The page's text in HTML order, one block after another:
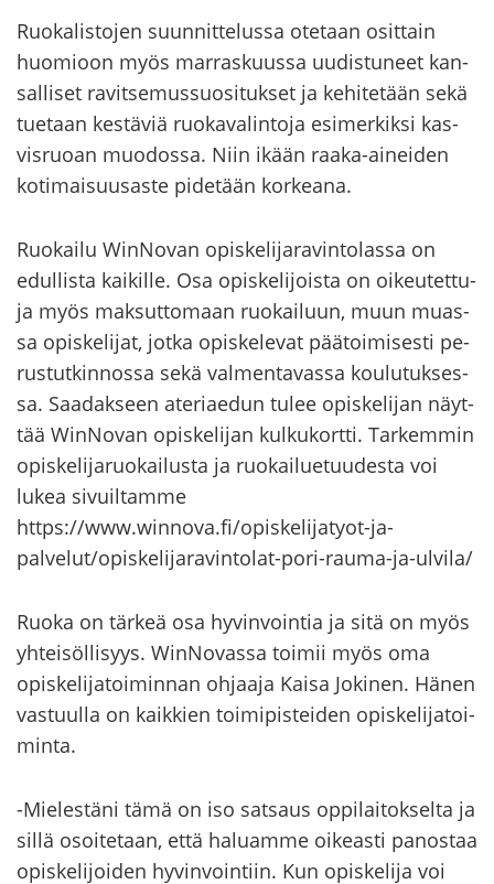
Ruo­ka­lis­to­jen suun­nit­te­lus­sa ote­taan osit­tain
huo­mioon myös mar­ras­kuus­sa uu­dis­tu­neet kan­
sal­li­set ra­vit­se­mus­suo­si­tuk­set ja ke­hi­te­tään sekä
tue­taan kes­tä­viä ruo­ka­va­lin­to­ja esi­mer­kik­si kas­
vis­ruo­an muo­dos­sa. Niin ikään raaka-​aineiden
ko­ti­mai­suusas­te pi­de­tään kor­kea­na.
Ruo­kai­lu WinNovan opis­ke­li­ja­ra­vin­to­las­sa on
edul­lis­ta kai­kil­le. Osa opis­ke­li­jois­ta on oi­keu­tet­tu­
ja myös mak­sut­to­maan ruo­kai­luun, muun muas­
sa opis­ke­li­jat, jotka opis­ke­le­vat pää­toi­mi­ses­ti pe­
rus­tut­kin­nos­sa sekä val­men­ta­vas­sa kou­lu­tuk­ses­
sa. Saa­dak­seen ate­riae­dun tulee opis­ke­li­jan näyt­
tää WinNovan opis­ke­li­jan kul­ku­kort­ti. Tar­kem­min
opis­ke­li­ja­ruo­kai­lus­ta ja ruo­kai­lue­tuu­des­ta voi
lukea si­vuil­tam­me
https://www.winnova.fi/opiskelijatyot-​ja-
palvelut/opiskelijaravintolat-​pori-rauma-ja-ulvila/
Ruoka on tär­keä osa hy­vin­voin­tia ja sitä on myös
yh­tei­söl­li­syys. WinNovassa toi­mii myös oma
opis­ke­li­ja­toi­min­nan oh­jaa­ja Kaisa Jo­ki­nen. Hänen
vas­tuul­la on kaik­kien toi­mi­pis­tei­den opis­ke­li­ja­toi­
min­ta.
-​Mielestäni tämä on iso sat­saus op­pi­lai­tok­sel­ta ja
sillä osoi­te­taan, että ha­luam­me oi­keas­ti pa­nos­taa
opis­ke­li­joi­den hy­vin­voin­tiin. Kun opis­ke­li­ja voi